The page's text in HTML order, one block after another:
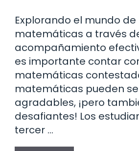
Explorando el mundo de
matemáticas a través
acompañamiento
es importante contar
matemáticas
matemáticas pueden
agradables, ¡pero
desafiantes! Los
tercer …